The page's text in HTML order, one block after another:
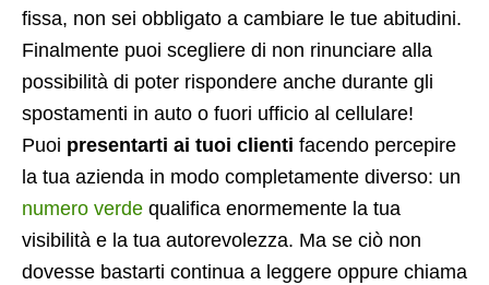
fissa, non sei obbligato a cambiare le tue abitudini.
Finalmente puoi scegliere di non rinunciare alla
possibilità di poter rispondere anche durante gli
spostamenti in auto o fuori ufficio al cellulare!
Puoi presentarti ai tuoi clienti facendo percepire
la tua azienda in modo completamente diverso: un
numero verde qualifica enormemente la tua
visibilità e la tua autorevolezza. Ma se ciò non
dovesse bastarti continua a leggere oppure chiama